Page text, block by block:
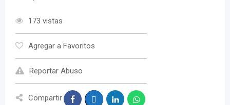
173 vistas
Agregar a Favoritos
Reportar Abuso
Compartir